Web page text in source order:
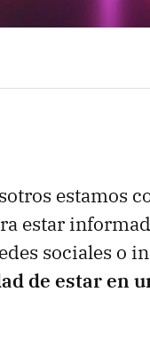
estamos
estar
sociales o
de estar en